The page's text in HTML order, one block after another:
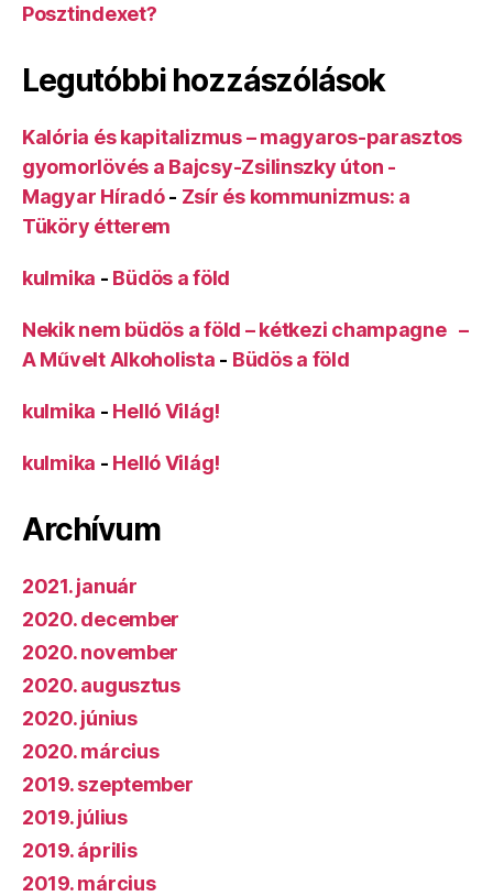
Posztindexet?
Legutóbbi hozzászólások
Kalória és kapitalizmus – magyaros-parasztos
gyomorlövés a Bajcsy-Zsilinszky úton -
Magyar Híradó- Zsír és kommunizmus: a
Tüköry étterem
kulmika - Büdös a föld
Nekik nem büdös a föld – kétkezi champagne –
A Művelt Alkoholista - Büdös a föld
kulmika - Helló Világ!
kulmika - Helló Világ!
Archívum
2021. január
2020. december
2020. november
2020. augusztus
2020. június
2020. március
2019. szeptember
2019. július
2019. április
2019. március